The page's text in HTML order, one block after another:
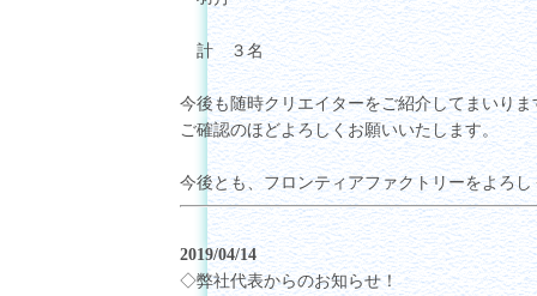
計 ３名
今後も随時クリエイターをご紹介してまいりま
ご確認のほどよろしくお願いいたします。
今後とも、フロンティアファクトリーをよろ
2019/04/14
◇弊社代表からのお知らせ！